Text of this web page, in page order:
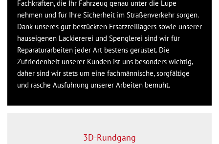
Fachkräften, die Ihr Fahrzeug genau unter die Lupe
nehmen und für Ihre Sicherheit im Straßenverkehr sorgen.
Dank unseres gut bestückten Ersatzteillagers sowie unserer
hauseigenen Lackiererei und Spenglerei sind wir für
Reparaturarbeiten jeder Art bestens gerüstet. Die
Zufriedenheit unserer Kunden ist uns besonders wichtig,
daher sind wir stets um eine fachmännische, sorgfältige
und rasche Ausführung unserer Arbeiten bemüht.
3D-Rundgang